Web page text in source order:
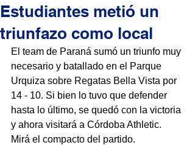
Estudiantes metió un
triunfazo como local
El team de Paraná sumó un triunfo muy
necesario y batallado en el Parque
Urquiza sobre Regatas Bella Vista por
14 - 10. Si bien lo tuvo que defender
hasta lo último, se quedó con la victoria
y ahora visitará a Córdoba Athletic.
Mirá el compacto del partido.